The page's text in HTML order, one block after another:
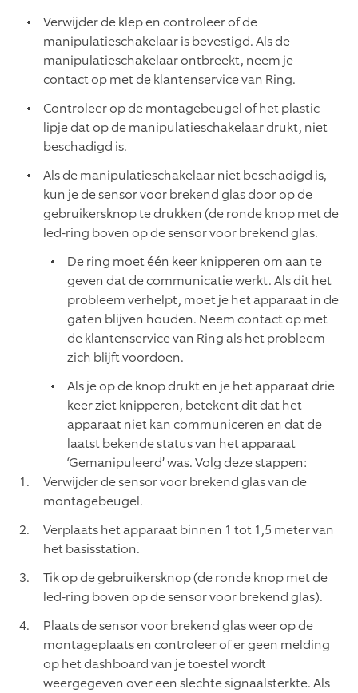
Verwijder de klep en controleer of de
manipulatieschakelaar is bevestigd. Als de
manipulatieschakelaar ontbreekt, neem je
contact op met de klantenservice van Ring.
Controleer op de montagebeugel of het plastic
lipje dat op de manipulatieschakelaar drukt, niet
beschadigd is.
Als de manipulatieschakelaar niet beschadigd is,
kun je de sensor voor brekend glas door op de
gebruikersknop te drukken (de ronde knop met de
led-ring boven op de sensor voor brekend glas.
De ring moet één keer knipperen om aan te
geven dat de communicatie werkt. Als dit het
probleem verhelpt, moet je het apparaat in de
gaten blijven houden. Neem contact op met
de klantenservice van Ring als het probleem
zich blijft voordoen.
Als je op de knop drukt en je het apparaat drie
keer ziet knipperen, betekent dit dat het
apparaat niet kan communiceren en dat de
laatst bekende status van het apparaat
‘Gemanipuleerd’ was. Volg deze stappen:
Verwijder de sensor voor brekend glas van de
montagebeugel.
Verplaats het apparaat binnen 1 tot 1,5 meter van
het basisstation.
Tik op de gebruikersknop (de ronde knop met de
led-ring boven op de sensor voor brekend glas).
Plaats de sensor voor brekend glas weer op de
montageplaats en controleer of er geen melding
op het dashboard van je toestel wordt
weergegeven over een slechte signaalsterkte. Als